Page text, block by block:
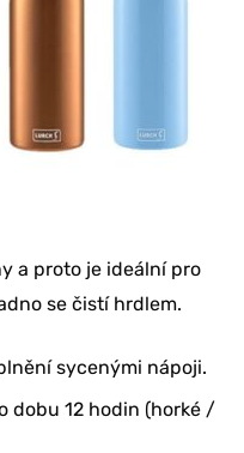
a proto je ideální pro
se čistí hrdlem.
sycenými nápoji.
dobu 12 hodin (horké /
10 %